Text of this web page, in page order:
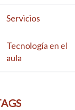
Servicios
Tecnología en el
aula